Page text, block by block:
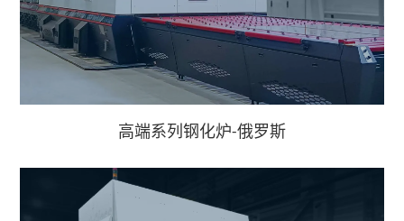
高端系列钢化炉-俄罗斯